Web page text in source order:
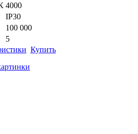
4000
IP30
100 000
5
Купить